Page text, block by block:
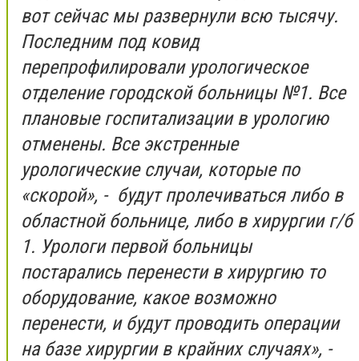
вот сейчас мы развернули всю тысячу.
Последним под ковид
перепрофилировали урологическое
отделение городской больницы №1. Все
плановые госпитализации в урологию
отменены. Все экстренные
урологические случаи, которые по
«скорой», - будут пролечиваться либо в
областной больнице, либо в хирургии г/б
1. Урологи первой больницы
постарались перенести в хирургию то
оборудование, какое возможно
перенести, и будут проводить операции
на базе хирургии в крайних случаях», -